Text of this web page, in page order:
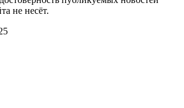
не несёт.